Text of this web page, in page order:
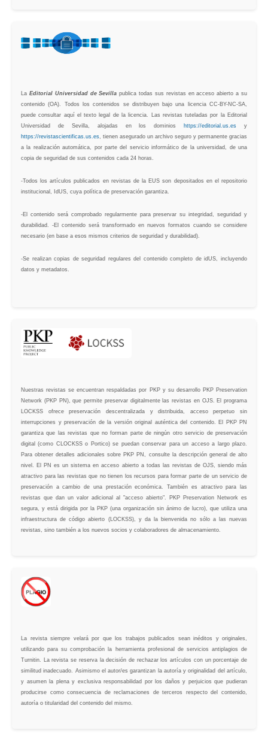
La Editorial Universidad de Sevilla publica todas sus revistas en acceso abierto a su
contenido (OA). Todos los contenidos se distribuyen bajo una licencia CC-BY-NC-SA,
puede consultar aquí el texto legal de la licencia. Las revistas tuteladas por la Editorial
Universidad de Sevilla, alojadas en los dominios https://editorial.us.es y
https://revistascientificas.us.es, tienen asegurado un archivo seguro y permanente gracias
a la realización automática, por parte del servicio informático de la universidad, de una
copia de seguridad de sus contenidos cada 24 horas.
-Todos los artículos publicados en revistas de la EUS son depositados en el repositorio
institucional, IdUS, cuya política de preservación garantiza.
-El contenido será comprobado regularmente para preservar su integridad, seguridad y
durabilidad. -El contenido será transformado en nuevos formatos cuando se considere
necesario (en base a esos mismos criterios de seguridad y durabilidad).
-Se realizan copias de seguridad regulares del contenido completo de idUS, incluyendo
datos y metadatos.
Nuestras revistas se encuentran respaldadas por PKP y su desarrollo PKP Preservation
Network (PKP PN), que permite preservar digitalmente las revistas en OJS. El programa
LOCKSS ofrece preservación descentralizada y distribuida, acceso perpetuo sin
interrupciones y preservación de la versión original auténtica del contenido. El PKP PN
garantiza que las revistas que no forman parte de ningún otro servicio de preservación
digital (como CLOCKSS o Portico) se puedan conservar para un acceso a largo plazo.
Para obtener detalles adicionales sobre PKP PN, consulte la descripción general de alto
nivel. El PN es un sistema en acceso abierto a todas las revistas de OJS, siendo más
atractivo para las revistas que no tienen los recursos para formar parte de un servicio de
preservación a cambio de una prestación económica. También es atractivo para las
revistas que dan un valor adicional al "acceso abierto". PKP Preservation Network es
segura, y está dirigida por la PKP (una organización sin ánimo de lucro), que utiliza una
infraestructura de código abierto (LOCKSS), y da la bienvenida no sólo a las nuevas
revistas, sino también a los nuevos socios y colaboradores de almacenamiento.
La revista siempre velará por que los trabajos publicados sean inéditos y originales,
utilizando para su comprobación la herramienta profesional de servicios antiplagios de
Turnitin. La revista se reserva la decisión de rechazar los artículos con un porcentaje de
similitud inadecuado. Asimismo el autor/es garantizan la autoría y originalidad del artículo,
y asumen la plena y exclusiva responsabilidad por los daños y perjuicios que pudieran
producirse como consecuencia de reclamaciones de terceros respecto del contenido,
autoría o titularidad del contenido del mismo.